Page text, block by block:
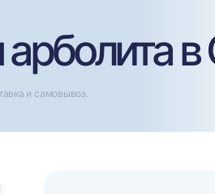
и самовывоз.